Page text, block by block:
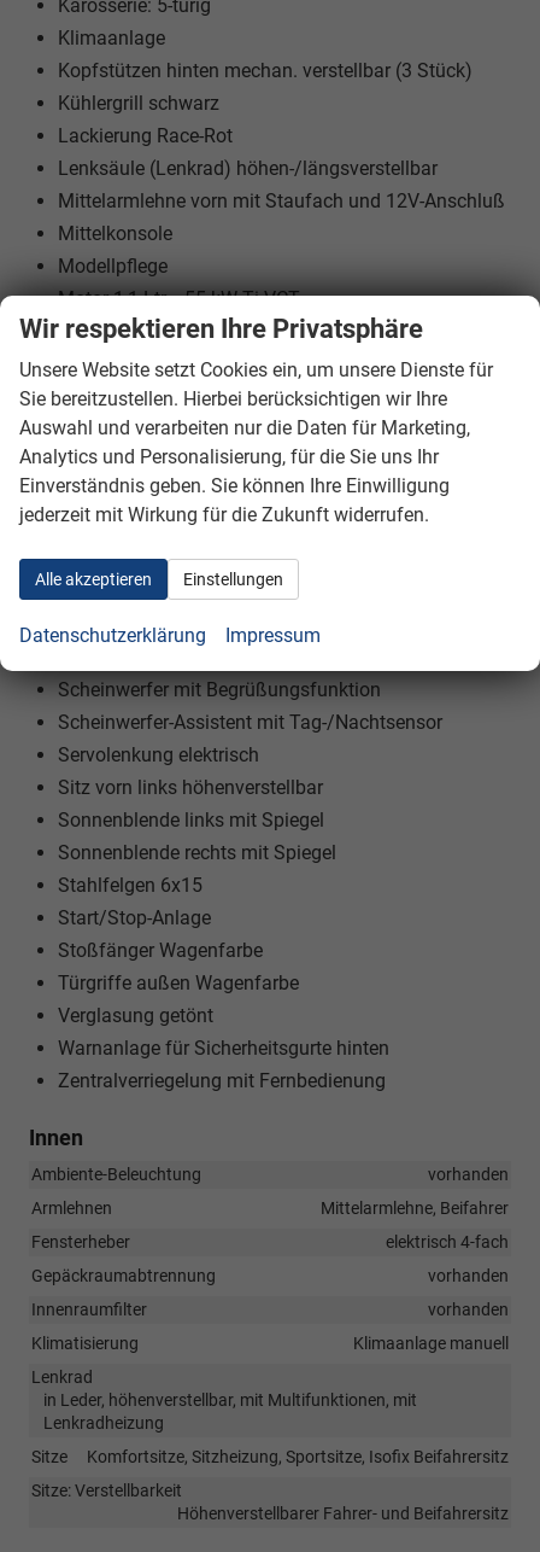
Karosserie: 5-türig
Klimaanlage
Kopfstützen hinten mechan. verstellbar (3 Stück)
Kühlergrill schwarz
Lackierung Race-Rot
Lenksäule (Lenkrad) höhen-/längsverstellbar
Mittelarmlehne vorn mit Staufach und 12V-Anschluß
Mittelkonsole
Modellpflege
Motor 1,1 Ltr. - 55 kW Ti-VCT
My Key (2. Fahrzeugschlüssel programmierbar)
Otto-Partikelfilter (OPF)
Reifen-Reparaturkit
Reifendruck-Kontrollsystem
Rücksitz geteilt
Rücksitzlehne klappbar
Schadstoffarm nach Abgasnorm Euro 6
Schadstoffarm nach Abgasnorm Euro 6d
Schadstoffarm nach Abgasnorm Euro 6d-TEMP
Scheinwerfer LED
Scheinwerfer mit Begrüßungsfunktion
Scheinwerfer-Assistent mit Tag-/Nachtsensor
Servolenkung elektrisch
Sitz vorn links höhenverstellbar
Sonnenblende links mit Spiegel
Sonnenblende rechts mit Spiegel
Stahlfelgen 6x15
Start/Stop-Anlage
Stoßfänger Wagenfarbe
Türgriffe außen Wagenfarbe
Verglasung getönt
Warnanlage für Sicherheitsgurte hinten
Zentralverriegelung mit Fernbedienung
Innen
Ambiente-Beleuchtung
vorhanden
Armlehnen
Mittelarmlehne, Beifahrer
Fensterheber
elektrisch 4-fach
Gepäckraumabtrennung
vorhanden
Innenraumfilter
vorhanden
Klimatisierung
Klimaanlage manuell
Lenkrad
in Leder, höhenverstellbar, mit Multifunktionen, mit
Lenkradheizung
Sitze
Komfortsitze, Sitzheizung, Sportsitze, Isofix Beifahrersitz
Sitze: Verstellbarkeit
Höhenverstellbarer Fahrer- und Beifahrersitz
Wir respektieren Ihre Privatsphäre
Unsere Website setzt Cookies ein, um unsere Dienste für
Sie bereitzustellen. Hierbei berücksichtigen wir Ihre
Auswahl und verarbeiten nur die Daten für Marketing,
Analytics und Personalisierung, für die Sie uns Ihr
Einverständnis geben. Sie können Ihre Einwilligung
jederzeit mit Wirkung für die Zukunft widerrufen.
Alle akzeptieren Einstellungen
Datenschutzerklärung Impressum